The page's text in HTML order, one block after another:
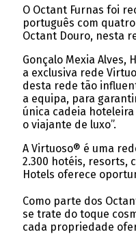
O Octant Furnas foi
português com
Octant Douro, nesta
Gonçalo Mexia Alves,
a exclusiva rede
desta rede tão
a equipa, para
única cadeia
o viajante de luxo”.
A Virtuoso® é uma
2.300 hotéis, resorts,
Hotels oferece
Como parte dos
se trate do toque
cada propriedade